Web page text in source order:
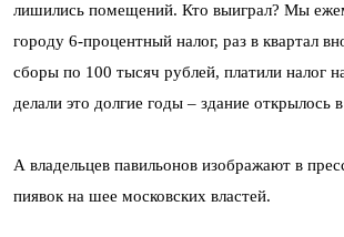
лишились помещений. Кто выиграл? Мы
городу 6-процентный налог, раз в квартал
сборы по 100 тысяч рублей, платили налог
делали это долгие годы – здание открылось
А владельцев павильонов изображают в
пиявок на шее московских властей.